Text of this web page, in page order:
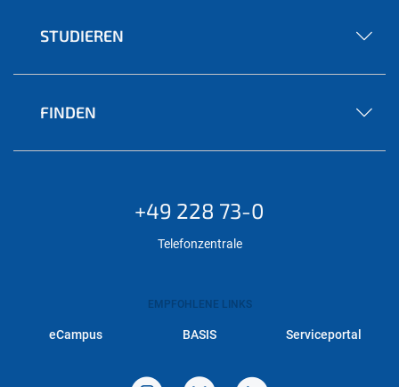
STUDIEREN
FINDEN
+49 228 73-0
Telefonzentrale
EMPFOHLENE LINKS
eCampus BASIS Serviceportal